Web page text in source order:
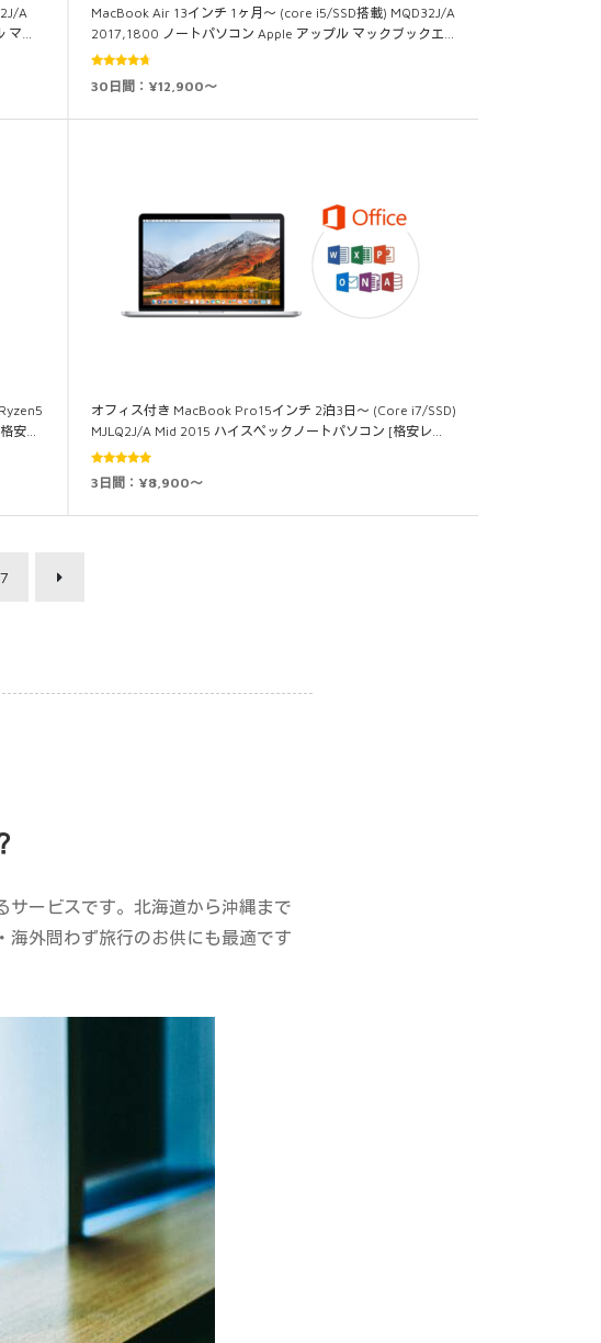
A
マ…
MacBook Air 13インチ 1ヶ月～ (core i5/SSD搭載) MQD32J/A
2017,1800 ノートパソコン Apple アップル マックブックエ…
5段階中
4.60の評
30日間：¥12,900～
安…
オフィス付き MacBook Pro15インチ 2泊3日～ (Core i7/SSD)
MJLQ2J/A Mid 2015 ハイスペックノートパソコン [格安レ…
5段階中
3日間：¥8,900～
7
サービスです。北海道から沖縄まで
海外問わず旅行のお供にも最適です